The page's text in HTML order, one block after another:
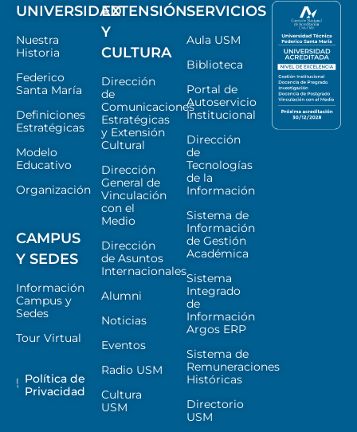
UNIVERSIDAD
Nuestra
Historia
Federico
Santa María
Definiciones
Estratégicas
Modelo
Educativo
Organización
CAMPUS
Y SEDES
Información
Campus y
Sedes
Tour Virtual
Política de
Privacidad
EXTENSIÓN
Y
CULTURA
Dirección
de
Comunicaciones
Estratégicas
y Extensión
Cultural
Dirección
General de
Vinculación
con el
Medio
Dirección
de Asuntos
Internacionales
Alumni
Noticias
Eventos
Radio USM
Cultura
USM
SERVICIOS
Aula USM
Biblioteca
Portal de
Autoservicio
Institucional
Dirección
de
Tecnologías
de la
Información
Sistema de
Información
de Gestión
Académica
Sistema
Integrado
de
Información
Argos ERP
Sistema de
Remuneraciones
Históricas
Directorio
USM